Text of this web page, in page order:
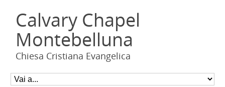
Calvary Chapel
Montebelluna
Chiesa Cristiana Evangelica